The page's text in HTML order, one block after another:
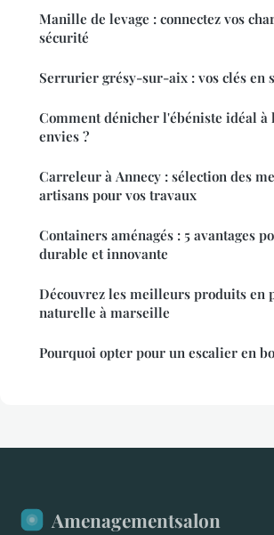
Manille de levage : connectez vos
sécurité
Serrurier grésy-sur-aix : vos clés en
Comment dénicher l'ébéniste idéal à
envies ?
Carreleur à Annecy : sélection des
artisans pour vos travaux
Containers aménagés : 5 avantages
durable et innovante
Découvrez les meilleurs produits en
naturelle à marseille
Pourquoi opter pour un escalier en
Amenagementsalon